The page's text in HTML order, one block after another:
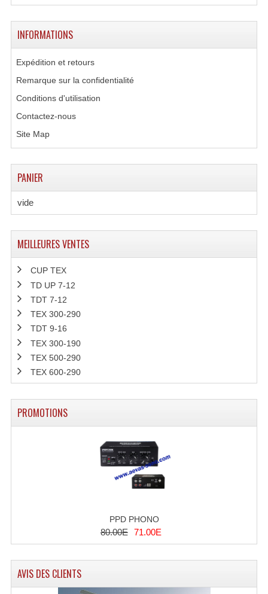
Flight Case Plasma Et Écran LCD
Flight Case Régie
Malle Flight Multi-Usage
Meubles DJ
Accessoires Flight-Case Coins Roulettes
Rack 19" STYLE VSR (capot En L)
Machines À Effets Fumées, Mousses, Liquid
Lanceur De Flammes Et Cartouche De Gaz
INFORMATIONS
Expédition et retours
Remarque sur la confidentialité
Conditions d'utilisation
Contactez-nous
Site Map
PANIER
vide
MEILLEURES VENTES
CUP TEX
TD UP 7-12
TDT 7-12
TEX 300-290
TDT 9-16
TEX 300-190
TEX 500-290
TEX 600-290
PROMOTIONS
PPD PHONO
80.00E 71.00E
AVIS DES CLIENTS